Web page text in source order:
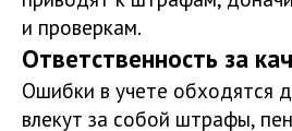
и проверкам.
Ответственность за
Ошибки в учете обходятся
влекут за собой штрафы,